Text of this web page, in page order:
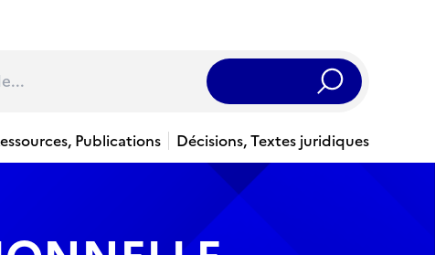
Rechercher
Publications Décisions, Textes juridiques